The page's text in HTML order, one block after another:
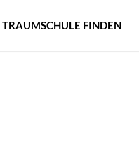
TRAUMSCHULE FINDEN